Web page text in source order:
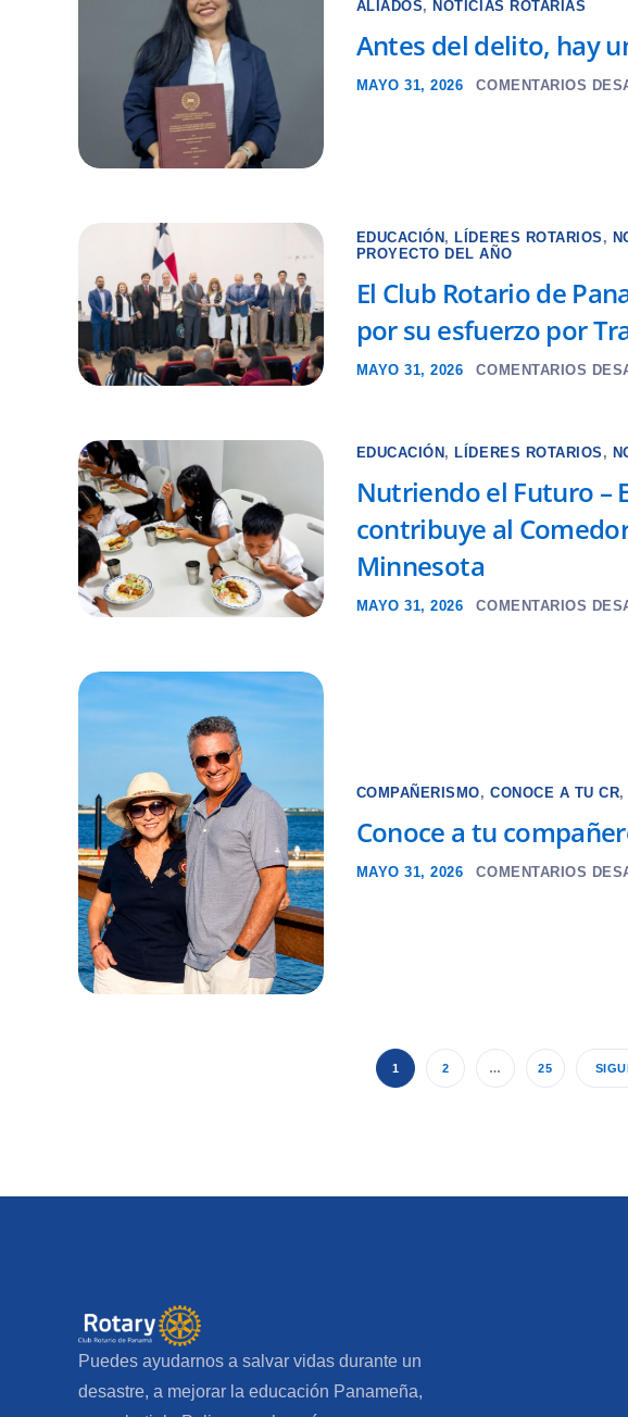
ALIADOS, NOTICIAS ROTARIAS
Antes del delito, hay
MAYO 31, 2026 COMENTARIOS
EDUCACIÓN , LÍDERES ROTARIOS ,
PROYECTO DEL AÑO
El Club Rotario de
por su esfuerzo por
MAYO 31, 2026 COMENTARIOS
EDUCACIÓN,LÍDERES ROTARIOS ,
Nutriendo el Futuro –
contribuye al
Minnesota
MAYO 31, 2026 COMENTARIOS
COMPAÑERISMO,CONOCE A TU CR,
Conoce a tu
MAYO 31, 2026 COMENTARIOS
1 2 … 25
Puedes ayudarnos a salvar vidas durante un
desastre, a mejorar la educación Panameña,